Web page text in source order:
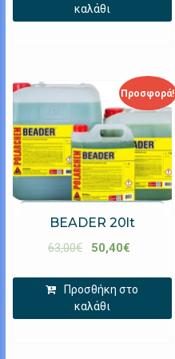
καλάθι
Προσφορά!
BEADER 20lt
63,00€ 50,40€
Προσθήκη στο
καλάθι